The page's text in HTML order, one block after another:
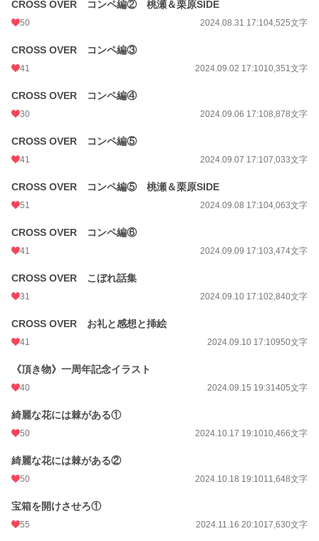
CROSS OVER コンペ編② 桃瀬＆栗原SIDE
50 2024.08.31 17:104,525文字
CROSS OVER コンペ編③
41 2024.09.02 17:1010,351文字
CROSS OVER コンペ編④
30 2024.09.06 17:108,878文字
CROSS OVER コンペ編⑤
41 2024.09.07 17:107,033文字
CROSS OVER コンペ編⑤ 桃瀬＆栗原SIDE
51 2024.09.08 17:104,063文字
CROSS OVER コンペ編⑥
41 2024.09.09 17:103,474文字
CROSS OVER こぼれ話集
31 2024.09.10 17:102,840文字
CROSS OVER お礼と感想と挿絵
41 2024.09.10 17:10950文字
《頂き物》一周年記念イラスト
40 2024.09.15 19:31405文字
綺麗な花には棘がある①
50 2024.10.17 19:1010,466文字
綺麗な花には棘がある②
50 2024.10.18 19:1011,648文字
宝箱を開けさせろ①
55 2024.11.16 20:1017,630文字